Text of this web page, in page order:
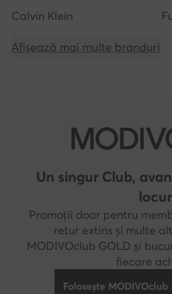
Calvin Klein
Afișează mai multe branduri
Un singur Club,
Promoții doar pentru
retur extins și multe
MODIVOclub GOLD și
fiecare
Folosește MODIVOclub